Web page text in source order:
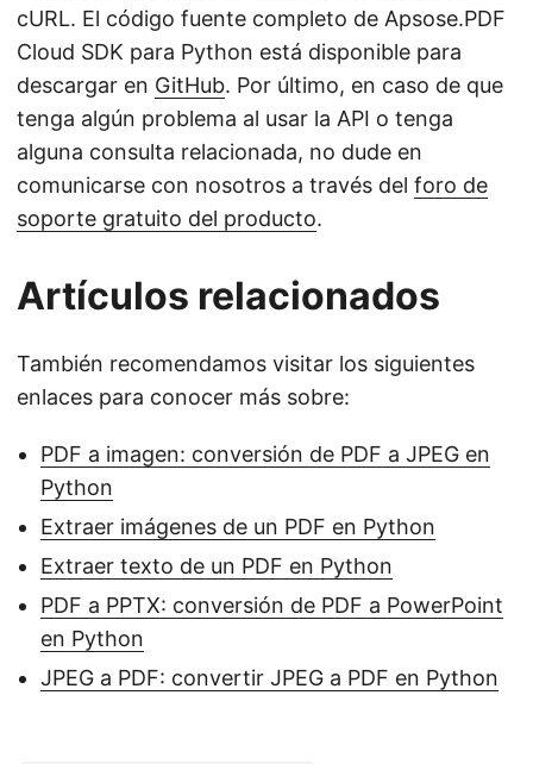
cURL. El código fuente completo de Apsose.PDF
Cloud SDK para Python está disponible para
descargar en GitHub. Por último, en caso de que
tenga algún problema al usar la API o tenga
alguna consulta relacionada, no dude en
comunicarse con nosotros a través del foro de
soporte gratuito del producto.
Artículos relacionados
También recomendamos visitar los siguientes
enlaces para conocer más sobre:
PDF a imagen: conversión de PDF a JPEG en
Python
Extraer imágenes de un PDF en Python
Extraer texto de un PDF en Python
PDF a PPTX: conversión de PDF a PowerPoint
en Python
JPEG a PDF: convertir JPEG a PDF en Python